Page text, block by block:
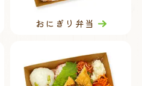
おにぎり弁当